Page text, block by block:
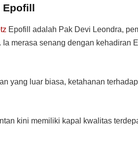
Epofill
Epofill adalah Pak Devi Leondra,
merasa senang dengan kehadiran
yang luar biasa, ketahanan
kini memiliki kapal kwalitas